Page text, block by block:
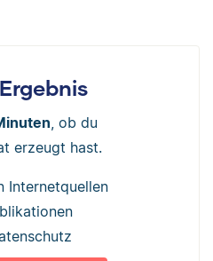
, ob du
erzeugt hast.
Internetquellen